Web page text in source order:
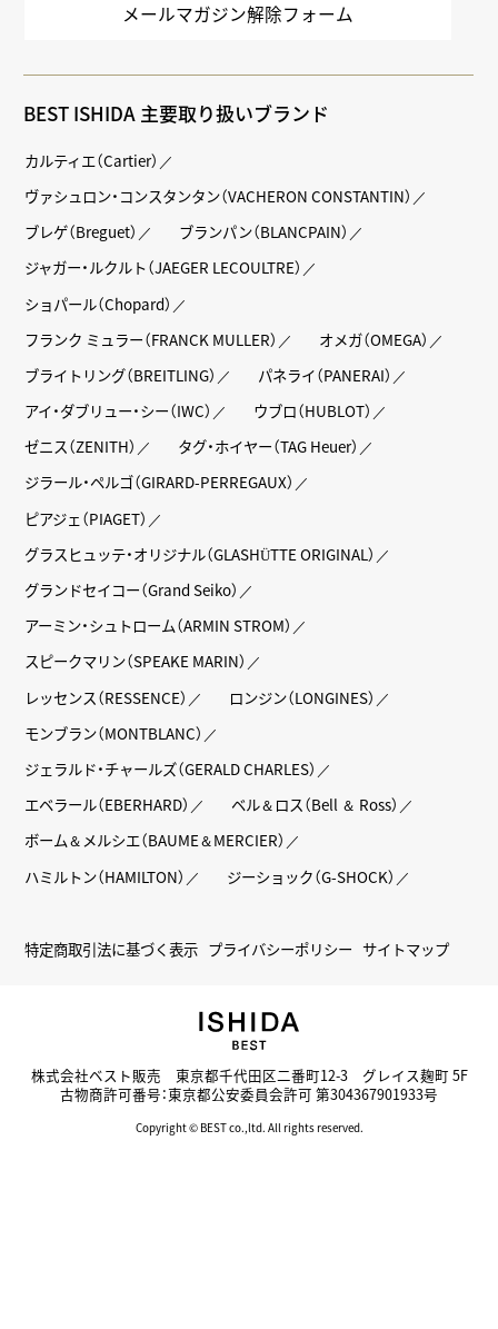
メールマガジン解除フォーム
BEST ISHIDA 主要取り扱いブランド
カルティエ（Cartier）
ヴァシュロン・コンスタンタン（VACHERON CONSTANTIN）
ブレゲ（Breguet）
ブランパン（BLANCPAIN）
ジャガー・ルクルト（JAEGER LECOULTRE）
ショパール（Chopard）
フランク ミュラー（FRANCK MULLER）
オメガ（OMEGA）
ブライトリング（BREITLING）
パネライ（PANERAI）
アイ・ダブリュー・シー（IWC）
ウブロ（HUBLOT）
ゼニス（ZENITH）
タグ・ホイヤー（TAG Heuer）
ジラール・ペルゴ（GIRARD-PERREGAUX）
ピアジェ（PIAGET）
グラスヒュッテ・オリジナル（GLASHÜTTE ORIGINAL）
グランドセイコー（Grand Seiko）
アーミン・シュトローム（ARMIN STROM）
スピークマリン（SPEAKE MARIN）
レッセンス（RESSENCE）
ロンジン（LONGINES）
モンブラン（MONTBLANC）
ジェラルド・チャールズ（GERALD CHARLES）
エベラール（EBERHARD）
ベル＆ロス（Bell ＆ Ross）
ボーム＆メルシエ（BAUME＆MERCIER）
ハミルトン（HAMILTON）
ジーショック（G-SHOCK）
特定商取引法に基づく表示 プライバシーポリシー サイトマップ
株式会社ベスト販売 東京都千代田区二番町12-3 グレイス麹町 5F
古物商許可番号：東京都公安委員会許可 第304367901933号
Copyright © BEST co.,ltd. All rights reserved.